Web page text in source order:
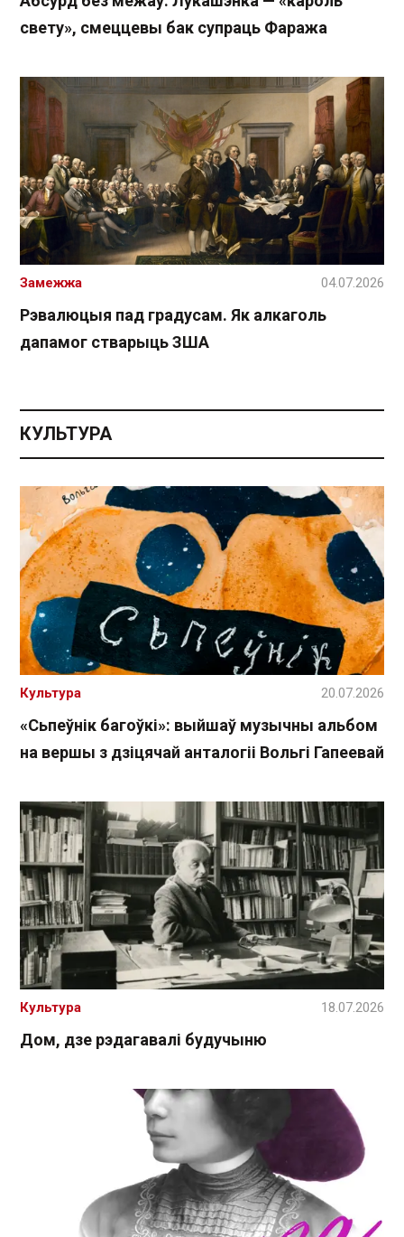
свету», смеццевы бак супраць Фаража
Рэвалюцыя пад градусам. Як алкаголь
дапамог стварыць ЗША
Замежжа 04.07.2026
КУЛЬТУРА
«Сьпеўнік багоўкі»: выйшаў музычны альбом
на вершы з дзіцячай анталогіі Вольгі Гапеевай
Культура 20.07.2026
Дом, дзе рэдагавалі будучыню
Культура 18.07.2026